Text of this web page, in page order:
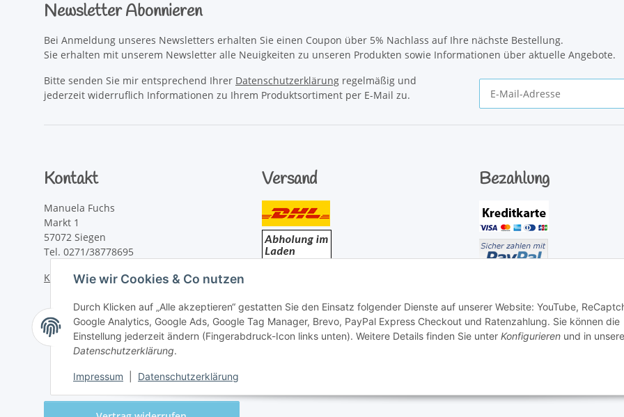
Wie wir Cookies & Co nutzen
Durch Klicken auf „Alle akzeptieren“ gestatten Sie den Einsatz folgender Dienste auf unserer Website: YouTube,
Google Analytics, Google Ads, Google Tag Manager, Brevo, PayPal Express Checkout und Ratenzahlung. Sie können die
Einstellung jederzeit ändern (Fingerabdruck-Icon links unten). Weitere Details finden Sie unter Konfigurieren und in
Datenschutzerklärung.
Impressum Datenschutzerklärung
Newsletter Abonnieren
Bei Anmeldung unseres Newsletters erhalten Sie einen Coupon über 5% Nachlass auf Ihre nächste Bestellung.
Sie erhalten mit unserem Newsletter alle Neuigkeiten zu unseren Produkten sowie Informationen über aktuelle Angebote.
Bitte senden Sie mir entsprechend Ihrer Datenschutzerklärung regelmäßig und
jederzeit widerruflich Informationen zu Ihrem Produktsortiment per E-Mail zu.
Kontakt
Manuela Fuchs
Markt 1
57072 Siegen
Tel. 0271/38778695
Kontaktformular
Versand Bezahlung